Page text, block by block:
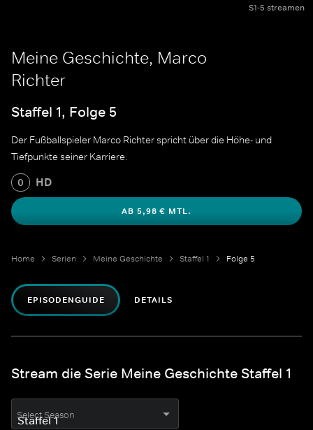
S1-5 streamen
Meine Geschichte, Marco
Richter
Staffel 1, Folge 5
Der Fußballspieler Marco Richter spricht über die Höhe- und
Tiefpunkte seiner Karriere.
0 HD
AB 5,98 € MTL.
Home Serien Meine Geschichte Staffel 1 Folge 5
EPISODENGUIDE DETAILS
Stream die Serie Meine Geschichte Staffel 1
Select Season